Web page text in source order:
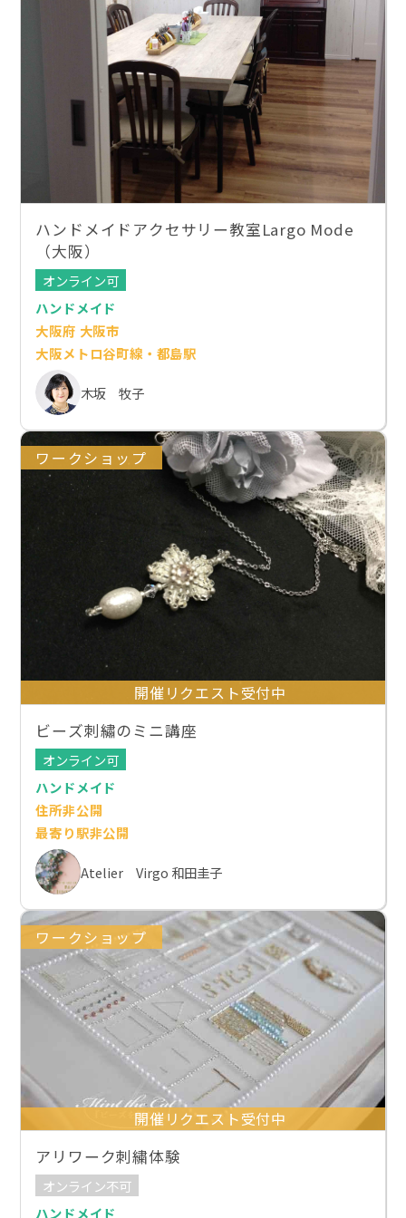
ハンドメイドアクセサリー教室Largo Mode
（大阪）
オンライン可
ハンドメイド
大阪府 大阪市
大阪メトロ谷町線・都島駅
木坂 牧子
ワークショップ
開催リクエスト受付中
ビーズ刺繡のミニ講座
オンライン可
ハンドメイド
住所非公開
最寄り駅非公開
Atelier Virgo 和田圭子
ワークショップ
開催リクエスト受付中
アリワーク刺繍体験
オンライン不可
ハンドメイド